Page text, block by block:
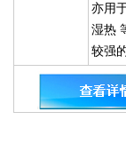
亦用
湿热
较强